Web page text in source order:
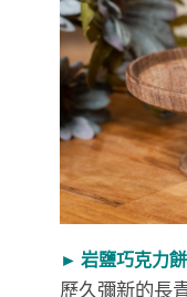
► 岩鹽巧克力
歷久彌新的長